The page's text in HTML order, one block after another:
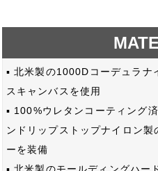
▪ 北米製の1000Dコーデュラ
スキャンバスを使用
▪ 100%ウレタンコーティング
ンドリップストップナイロン
ーを装備
▪ 北米製のモールディングハー